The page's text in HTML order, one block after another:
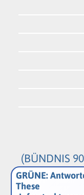
(BÜNDNIS
GRÜNE:
These